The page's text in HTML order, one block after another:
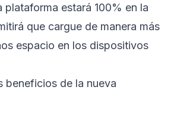
plataforma estará 100% en la
que cargue de manera más
espacio en los dispositivos
beneficios de la nueva